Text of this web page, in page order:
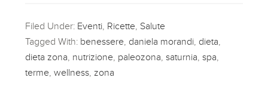
Filed Under: Eventi Ricette Salute
Tagged With: benessere daniela morandi dieta
dieta zona nutrizione paleozona ,saturnia ,spa
terme ,wellness zona